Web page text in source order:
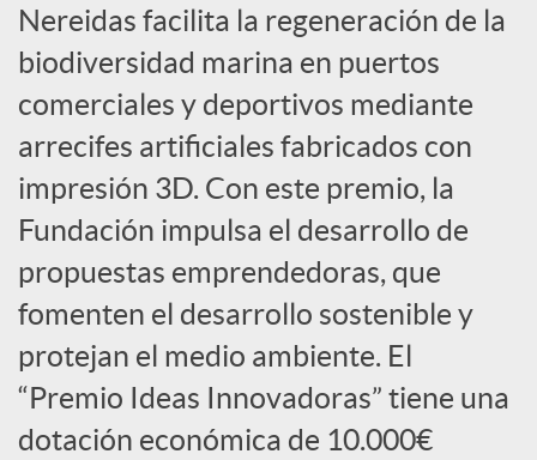
r
d
e
c
o
n
Nereidas facilita la regeneración de la
biodiversidad marina en puertos
comerciales y deportivos mediante
arrecifes artificiales fabricados con
impresión 3D. Con este premio, la
Fundación impulsa el desarrollo de
propuestas emprendedoras, que
fomenten el desarrollo sostenible y
protejan el medio ambiente. El
“Premio Ideas Innovadoras” tiene una
dotación económica de 10.000€